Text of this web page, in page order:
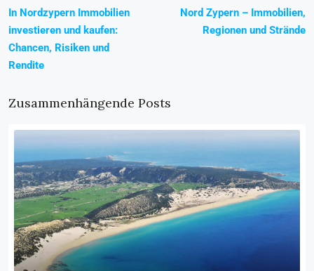
In Nordzypern Immobilien
investieren und kaufen:
Chancen, Risiken und
Rendite
Nord Zypern – Immobilien,
Regionen und Strände
Zusammenhängende Posts